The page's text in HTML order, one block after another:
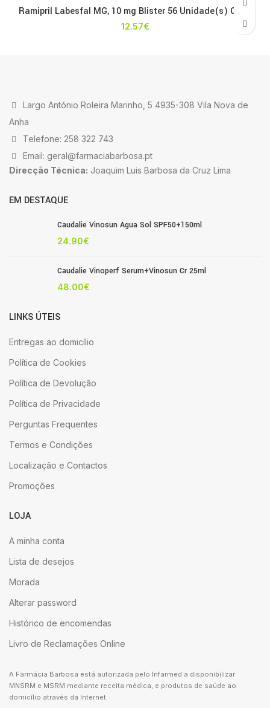
OUT
Ramipril Labesfal MG, 10 mg Blister 56 Unidade(s) Caps
12.57€
Largo António Roleira Marinho, 5 4935-308 Vila Nova de
Anha
Telefone: 258 322 743
Email: geral@farmaciabarbosa.pt
Direcção Técnica: Joaquim Luis Barbosa da Cruz Lima
EM DESTAQUE
Caudalie Vinosun Agua Sol SPF50+150ml
24.90€
Caudalie Vinoperf Serum+Vinosun Cr 25ml
48.00€
LINKS ÚTEIS
Entregas ao domicílio
Política de Cookies
Política de Devolução
Política de Privacidade
Perguntas Frequentes
Termos e Condições
Localização e Contactos
Promoções
LOJA
A minha conta
Lista de desejos
Morada
Alterar password
Histórico de encomendas
Livro de Reclamações Online
A Farmácia Barbosa está autorizada pelo Infarmed a disponibilizar
MNSRM e MSRM mediante receita médica, e produtos de saúde ao
domicílio através da Internet.